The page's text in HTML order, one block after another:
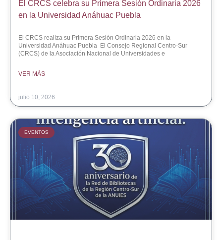
El CRCS celebra su Primera Sesión Ordinaria 2026
en la Universidad Anáhuac Puebla
El CRCS realiza su Primera Sesión Ordinaria 2026 en la
Universidad Anáhuac Puebla El Consejo Regional Centro-Sur
(CRCS) de la Asociación Nacional de Universidades e
VER MÁS
julio 10, 2026
EVENTOS